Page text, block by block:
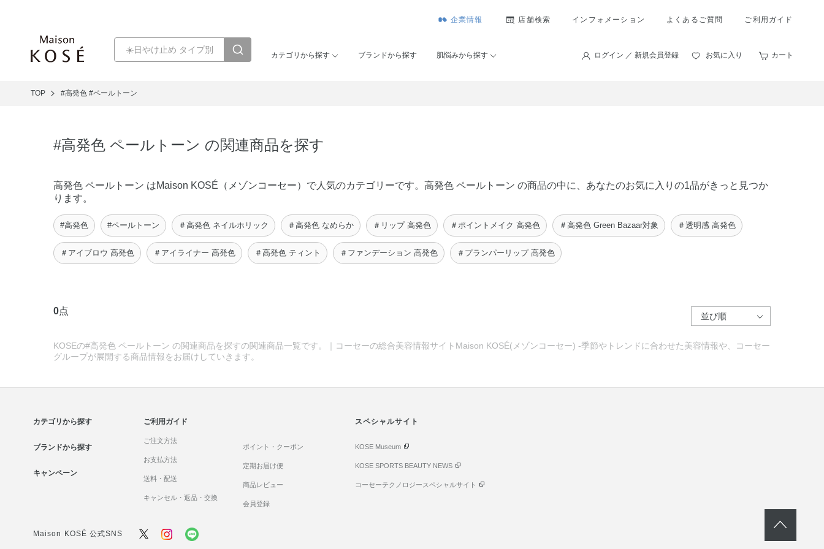
企業情報 店舗検索 インフォメーション よくあるご質問 ご利用ガイド
カテゴリから探す ブランドから探す 肌悩みから探す ログイン ／ 新規会員登録 お気に入り カート
TOP #高発色 #ペールトーン
#高発色 ペールトーン の関連商品を探す
高発色 ペールトーン はMaison KOSÉ（メゾンコーセー）で人気のカテゴリーです。高発色 ペールトーン の商品の中に、あなたのお気に入りの1品がきっと見つか
ります。
#高発色 #ペールトーン ＃高発色 ネイルホリック ＃高発色 なめらか ＃リップ 高発色 ＃ポイントメイク 高発色 ＃高発色 Green Bazaar対象 ＃透明感 高発色
＃アイブロウ 高発色 ＃アイライナー 高発色 ＃高発色 ティント ＃ファンデーション 高発色 ＃プランパーリップ 高発色
0点
KOSEの#高発色 ペールトーン の関連商品を探すの関連商品一覧です。｜コーセーの総合美容情報サイトMaison KOSÉ(メゾンコーセー) -季節やトレンドに合わせた美容情報や、コーセー
グループが展開する商品情報をお届けしていきます。
カテゴリから探す
ブランドから探す
キャンペーン
ご利用ガイド
ご注文方法
お支払方法
送料・配送
キャンセル・返品・交換
ポイント・クーポン
定期お届け便
商品レビュー
会員登録
スペシャルサイト
KOSE Museum
KOSE SPORTS BEAUTY NEWS
コーセーテクノロジースペシャルサイト
Maison KOSÉ 公式SNS